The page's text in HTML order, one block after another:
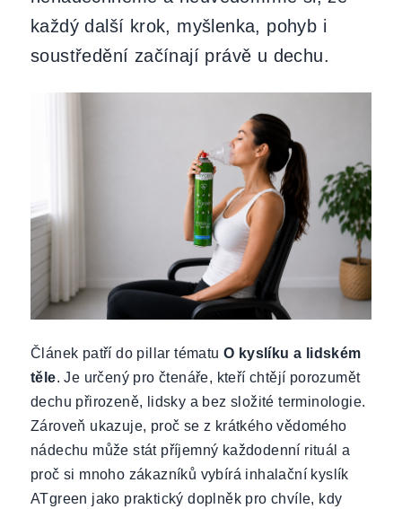
každý další krok, myšlenka, pohyb i
soustředění začínají právě u dechu.
Článek patří do pillar tématu O kyslíku a lidském
těle. Je určený pro čtenáře, kteří chtějí porozumět
dechu přirozeně, lidsky a bez složité terminologie.
Zároveň ukazuje, proč se z krátkého vědomého
nádechu může stát příjemný každodenní rituál a
proč si mnoho zákazníků vybírá inhalační kyslík
ATgreen jako praktický doplněk pro chvíle, kdy